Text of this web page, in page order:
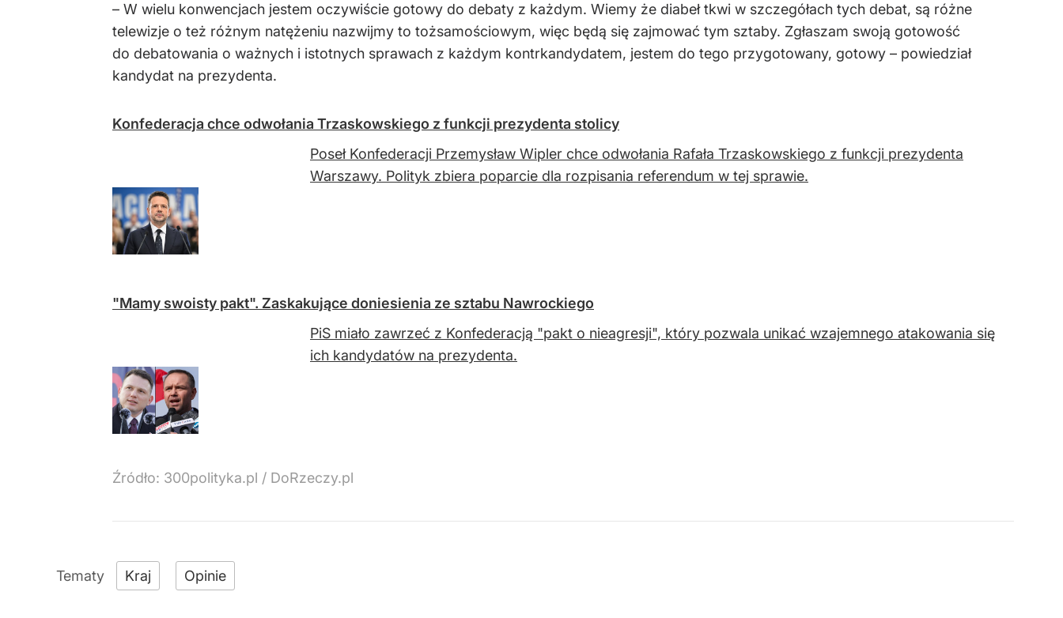
– W wielu konwencjach jestem oczywiście gotowy do debaty z każdym. Wiemy że diabeł tkwi w szczegółach tych debat, są różne
telewizje o też różnym natężeniu nazwijmy to tożsamościowym, więc będą się zajmować tym sztaby. Zgłaszam swoją gotowość
do debatowania o ważnych i istotnych sprawach z każdym kontrkandydatem, jestem do tego przygotowany, gotowy – powiedział
kandydat na prezydenta.
Konfederacja chce odwołania Trzaskowskiego z funkcji prezydenta stolicy
Poseł Konfederacji Przemysław Wipler chce odwołania Rafała Trzaskowskiego z funkcji prezydenta
Warszawy. Polityk zbiera poparcie dla rozpisania referendum w tej sprawie.
"Mamy swoisty pakt". Zaskakujące doniesienia ze sztabu Nawrockiego
PiS miało zawrzeć z Konfederacją "pakt o nieagresji", który pozwala unikać wzajemnego atakowania się
ich kandydatów na prezydenta.
Źródło: 300polityka.pl / DoRzeczy.pl
Kraj Opinie